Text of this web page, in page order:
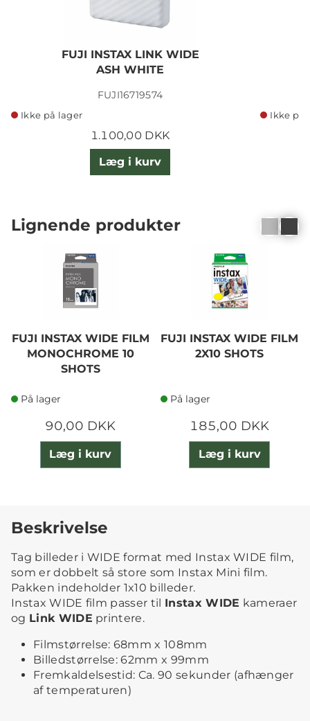
FUJI INSTAX LINK WIDE
ASH WHITE
FUJI16719574
Ikke på lager
1.100,00 DKK
Læg i kurv
Ikke på
Lignende produkter
FUJI INSTAX WIDE FILM
MONOCHROME 10
SHOTS
På lager
90,00 DKK
Læg i kurv
FUJI INSTAX WIDE FILM
2X10 SHOTS
På lager
185,00 DKK
Læg i kurv
Beskrivelse
Tag billeder i WIDE format med Instax WIDE film,
som er dobbelt så store som Instax Mini film.
Pakken indeholder 1x10 billeder.
Instax WIDE film passer til Instax WIDE kameraer
og Link WIDE printere.
Filmstørrelse: 68mm x 108mm
Billedstørrelse: 62mm x 99mm
Fremkaldelsestid: Ca. 90 sekunder (afhænger
af temperaturen)